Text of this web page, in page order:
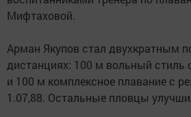
Мифтаховой.
Арман Якупов стал двухкратным
дистанциях: 100 м вольный стиль
и 100 м комплексное плавание с
1.07,88. Остальные пловцы